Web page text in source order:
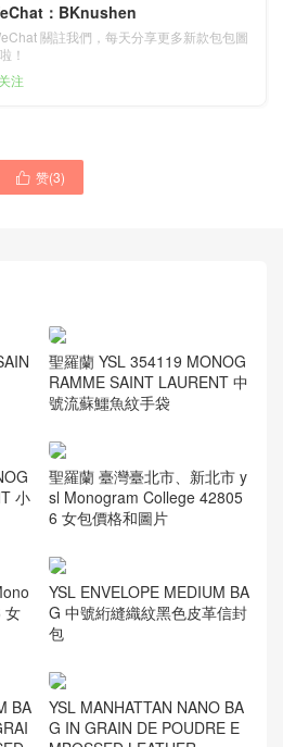
：BKnushen
關註我們，每天分享更多新款包包圖
！
注
 赞(3)
YSL大號黑色真皮鳄鱼纹
袋
聖羅蘭 YSL 354119 MONOG
RAMME SAINT LAURENT 中
號流蘇鱷魚紋手袋